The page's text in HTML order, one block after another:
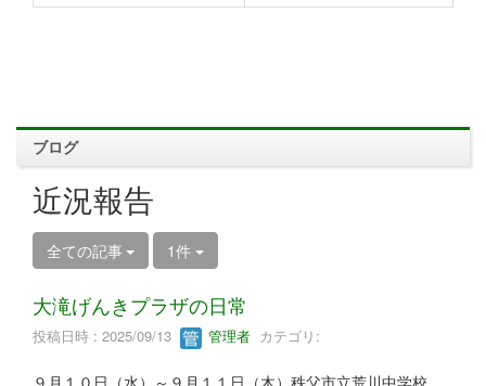
ブログ
近況報告
全ての記事 1件
大滝げんきプラザの日常
投稿日時 : 2025/09/13 管理者 カテゴリ:
９月１０日（水）～９月１１日（木）秩父市立荒川中学校